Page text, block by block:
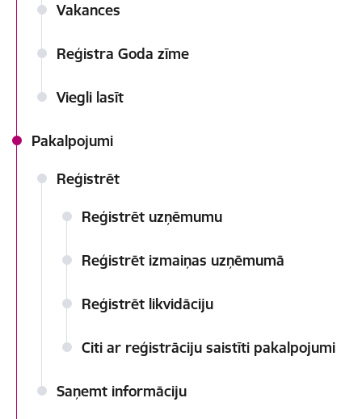
Vakances
Reģistra Goda zīme
Viegli lasīt
Pakalpojumi
Reģistrēt
Reģistrēt uzņēmumu
Reģistrēt izmaiņas uzņēmumā
Reģistrēt likvidāciju
Citi ar reģistrāciju saistīti pakalpojumi
Saņemt informāciju